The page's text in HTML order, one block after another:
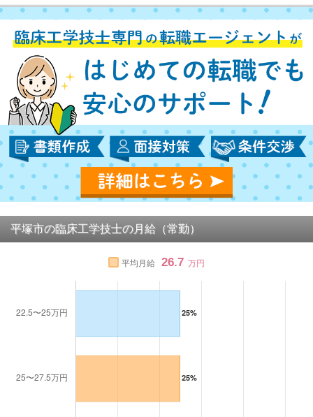
平塚市の臨床工学技士の月給（常勤）
平均月給 26.7 万円